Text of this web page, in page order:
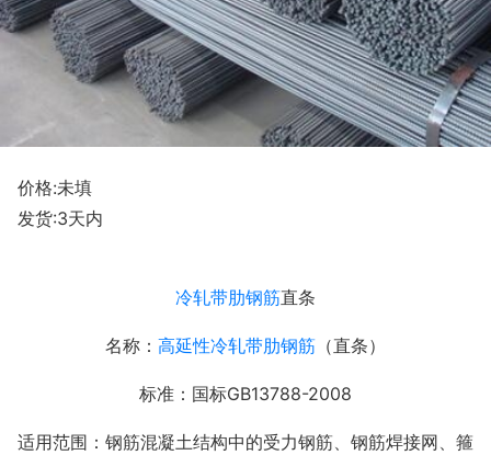
价格:未填
发货:3天内
冷轧带肋钢筋直条
名称： 高延性冷轧带肋钢筋 （直条）
标准：国标GB13788-2008
适用范围：钢筋混凝土结构中的受力钢筋、钢筋焊接网、箍